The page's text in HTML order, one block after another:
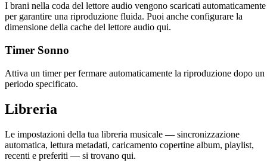
I brani nella coda del lettore audio vengono scaricati automaticamente
per garantire una riproduzione fluida. Puoi anche configurare la
dimensione della cache del lettore audio qui.
Timer Sonno
Attiva un timer per fermare automaticamente la riproduzione dopo un
periodo specificato.
Libreria
Le impostazioni della tua libreria musicale — sincronizzazione
automatica, lettura metadati, caricamento copertine album, playlist,
recenti e preferiti — si trovano qui.